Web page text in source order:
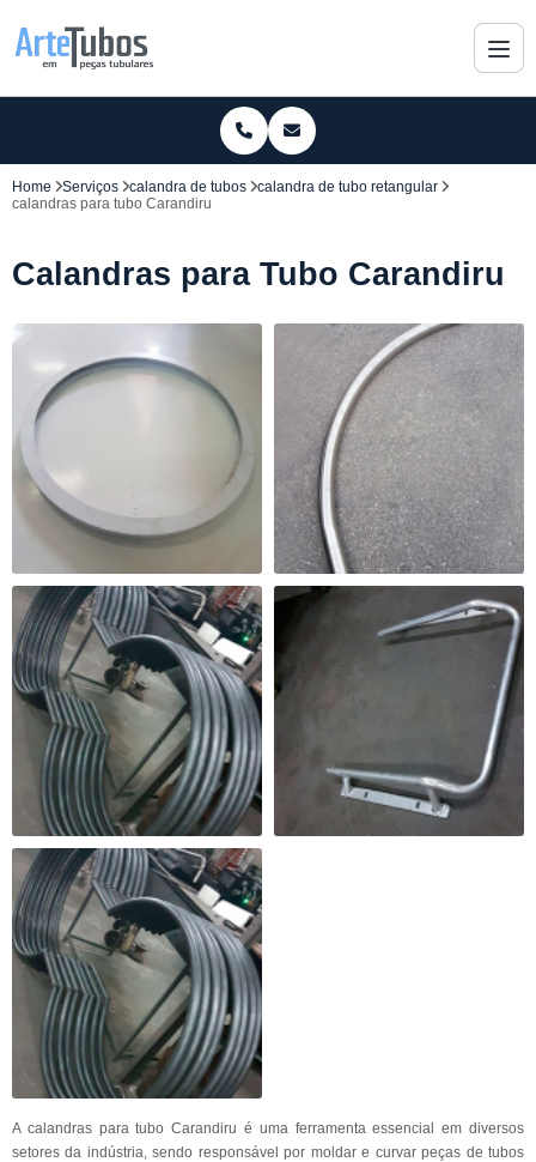
Home Serviços calandra de tubos
calandra de tubo retangular
calandras para tubo Carandiru
Calandras para Tubo Carandiru
A calandras para tubo Carandiru é uma ferramenta essencial em diversos
setores da indústria, sendo responsável por moldar e curvar peças de tubos